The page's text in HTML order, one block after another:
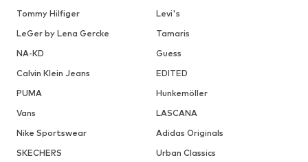
Tommy Hilfiger
Levi's
LeGer by Lena Gercke
Tamaris
NA-KD
Guess
Calvin Klein Jeans
EDITED
PUMA
Hunkemöller
Vans
LASCANA
Nike Sportswear
Adidas Originals
SKECHERS
Urban Classics